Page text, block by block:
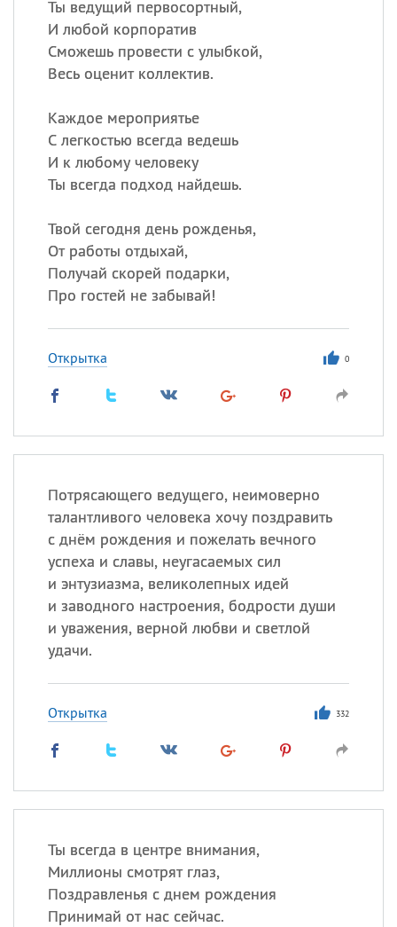
Ты ведущий первосортный,
И любой корпоратив
Сможешь провести с улыбкой,
Весь оценит коллектив.
Каждое мероприятье
С легкостью всегда ведешь
И к любому человеку
Ты всегда подход найдешь.
Твой сегодня день рожденья,
От работы отдыхай,
Получай скорей подарки,
Про гостей не забывай!
Открытка 0
Потрясающего ведущего, неимоверно
талантливого человека хочу поздравить
с днём рождения и пожелать вечного
успеха и славы, неугасаемых сил
и энтузиазма, великолепных идей
и заводного настроения, бодрости души
и уважения, верной любви и светлой
удачи.
Открытка 332
Ты всегда в центре внимания,
Миллионы смотрят глаз,
Поздравленья с днем рождения
Принимай от нас сейчас.